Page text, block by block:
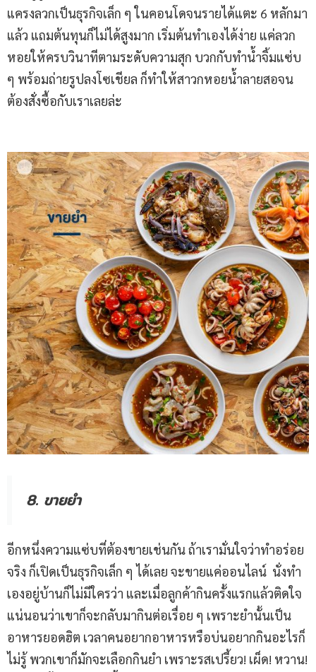
แครงลวกเป็นธุรกิจเล็ก ๆ ในคอนโดจนรายได้แตะ 6 หลักมา
แล้ว แถมต้นทุนก็ไม่ได้สูงมาก เริ่มต้นทำเองได้ง่าย แค่ลวก
หอยให้ครบวินาทีตามระดับความสุก บวกกับทำน้ำจิ้มแซ่บ
ๆ พร้อมถ่ายรูปลงโซเชียล ก็ทำให้สาวกหอยน้ำลายสอจน
ต้องสั่งซื้อกับเราเลยล่ะ
8. ขายยำ
อีกหนึ่งความแซ่บที่ต้องขายเช่นกัน ถ้าเรามั่นใจว่าทำอร่อย
จริง ก็เปิดเป็นธุรกิจเล็ก ๆ ได้เลย จะขายแค่ออนไลน์ นั่งทำ
เองอยู่บ้านก็ไม่มีใครว่า และเมื่อลูกค้ากินครั้งแรกแล้วติดใจ
แน่นอนว่าเขาก็จะกลับมากินต่อเรื่อย ๆ เพราะยำนั้นเป็น
อาหารยอดฮิต เวลาคนอยากอาหารหรือบ่นอยากกินอะไรก็
ไม่รู้ พวกเขาก็มักจะเลือกกินยำ เพราะรสเปรี้ยว! เผ็ด! หวาน!